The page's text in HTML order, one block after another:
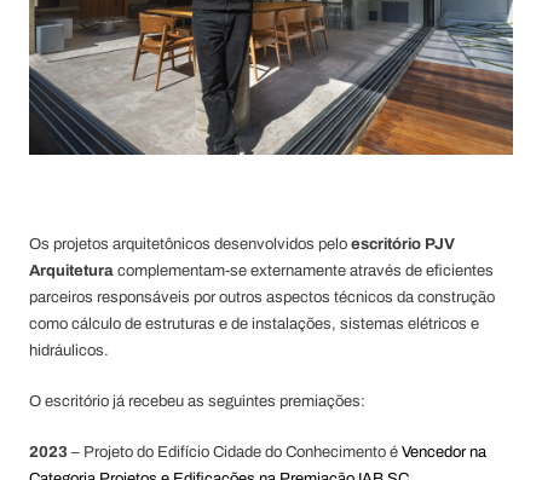
Os projetos arquitetônicos desenvolvidos pelo escritório PJV
Arquitetura complementam-se externamente através de eficientes
parceiros responsáveis por outros aspectos técnicos da construção
como cálculo de estruturas e de instalações, sistemas elétricos e
hidráulicos.
O escritório já recebeu as seguintes premiações:
2023 – Projeto do Edifício Cidade do Conhecimento é Vencedor na